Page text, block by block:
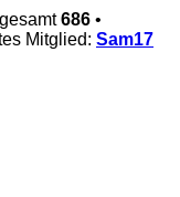
686 •
Mitglied: Sam17